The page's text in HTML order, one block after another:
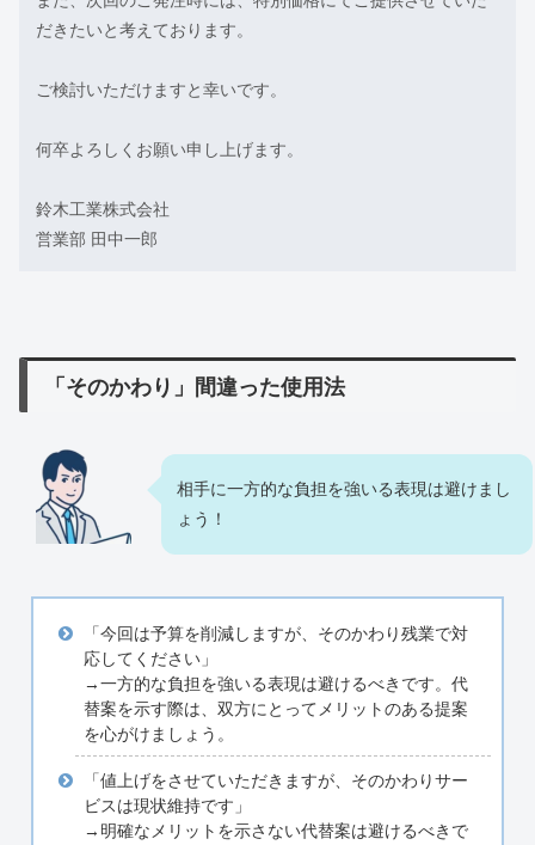
だきたいと考えております。
ご検討いただけますと幸いです。
何卒よろしくお願い申し上げます。
鈴木工業株式会社
営業部 田中一郎
「そのかわり」間違った使用法
相手に一方的な負担を強いる表現は避けまし
ょう！
「今回は予算を削減しますが、そのかわり残業で対
応してください」
→一方的な負担を強いる表現は避けるべきです。代
替案を示す際は、双方にとってメリットのある提案
を心がけましょう。
「値上げをさせていただきますが、そのかわりサー
ビスは現状維持です」
→明確なメリットを示さない代替案は避けるべきで